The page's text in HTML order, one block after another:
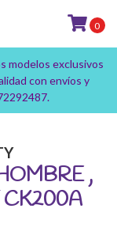
modelos exclusivos
con envíos y
0
,
CK200A